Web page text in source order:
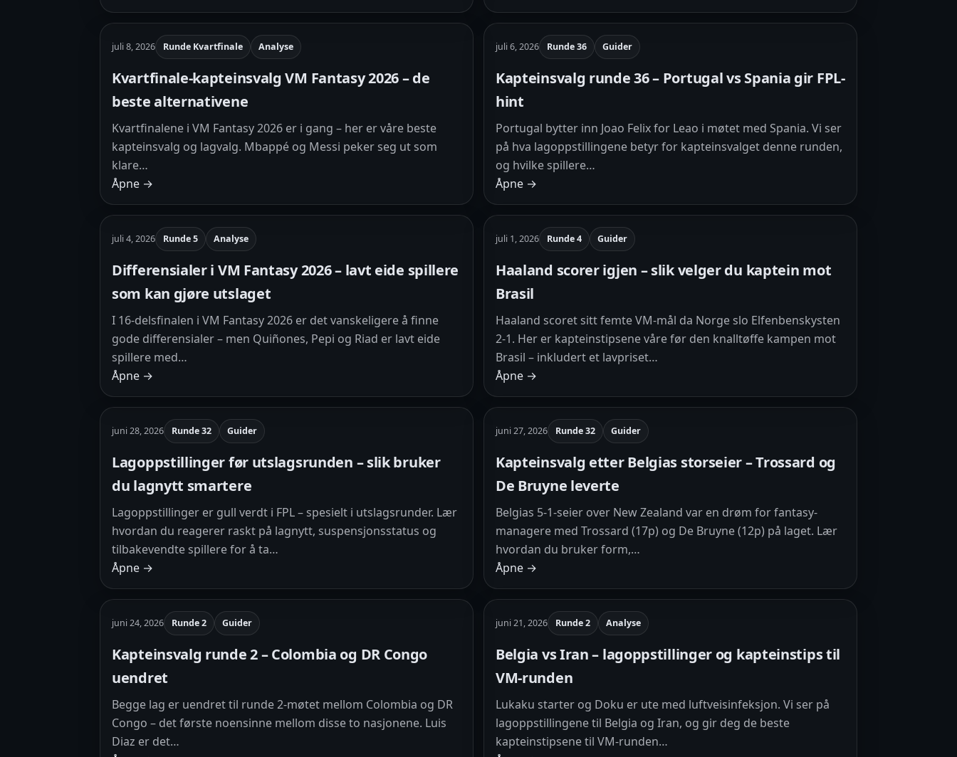
juli 8, 2026 Runde Kvartfinale Analyse
Kvartfinale-kapteinsvalg VM Fantasy 2026 – de
beste alternativene
Kvartfinalene i VM Fantasy 2026 er i gang – her er våre beste
kapteinsvalg og lagvalg. Mbappé og Messi peker seg ut som
klare…
Åpne →
juli 6, 2026 Runde 36 Guider
Kapteinsvalg runde 36 – Portugal vs Spania gir FPL-
hint
Portugal bytter inn Joao Felix for Leao i møtet med Spania. Vi ser
på hva lagoppstillingene betyr for kapteinsvalget denne runden,
og hvilke spillere…
Åpne →
juli 4, 2026 Runde 5 Analyse
Differensialer i VM Fantasy 2026 – lavt eide spillere
som kan gjøre utslaget
I 16-delsfinalen i VM Fantasy 2026 er det vanskeligere å finne
gode differensialer – men Quiñones, Pepi og Riad er lavt eide
spillere med…
Åpne →
juli 1, 2026 Runde 4 Guider
Haaland scorer igjen – slik velger du kaptein mot
Brasil
Haaland scoret sitt femte VM-mål da Norge slo Elfenbenskysten
2-1. Her er kapteinstipsene våre før den knalltøffe kampen mot
Brasil – inkludert et lavpriset…
Åpne →
juni 28, 2026 Runde 32 Guider
Lagoppstillinger før utslagsrunden – slik bruker
du lagnytt smartere
Lagoppstillinger er gull verdt i FPL – spesielt i utslagsrunder. Lær
hvordan du reagerer raskt på lagnytt, suspensjonsstatus og
tilbakevendte spillere for å ta…
Åpne →
juni 27, 2026 Runde 32 Guider
Kapteinsvalg etter Belgias storseier – Trossard og
De Bruyne leverte
Belgias 5-1-seier over New Zealand var en drøm for fantasy-
managere med Trossard (17p) og De Bruyne (12p) på laget. Lær
hvordan du bruker form,…
Åpne →
juni 24, 2026 Runde 2 Guider
Kapteinsvalg runde 2 – Colombia og DR Congo
uendret
Begge lag er uendret til runde 2-møtet mellom Colombia og DR
Congo – det første noensinne mellom disse to nasjonene. Luis
Diaz er det…
juni 21, 2026 Runde 2 Analyse
Belgia vs Iran – lagoppstillinger og kapteinstips til
VM-runden
Lukaku starter og Doku er ute med luftveisinfeksjon. Vi ser på
lagoppstillingene til Belgia og Iran, og gir deg de beste
kapteinstipsene til VM-runden…